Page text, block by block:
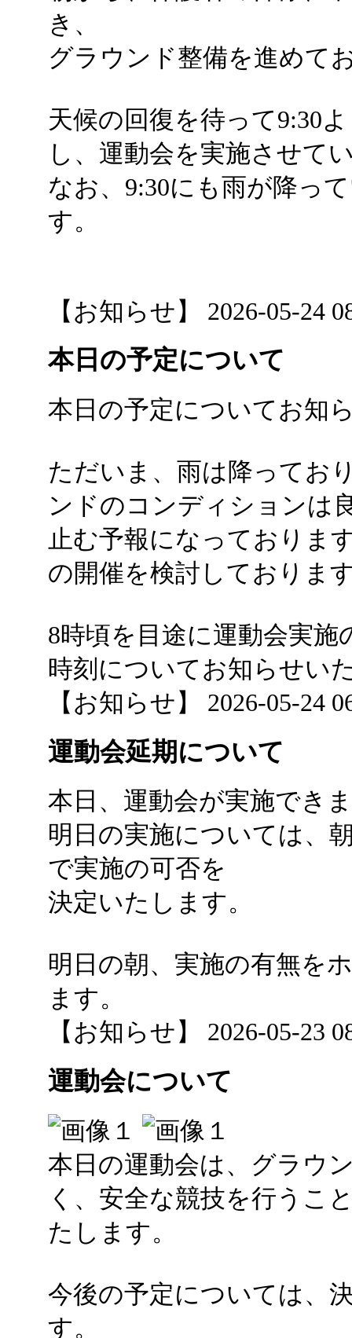
き、
グラウンド整備を進めて
天候の回復を待って9:30
し、運動会を実施させて
なお、9:30にも雨が降っ
す。
【お知らせ】 2026-05-24
本日の予定について
本日の予定についてお知
ただいま、雨は降ってお
ンドのコンディションは
止む予報になっておりま
の開催を検討しておりま
8時頃を目途に運動会実
時刻についてお知らせい
【お知らせ】 2026-05-24
運動会延期について
本日、運動会が実施でき
明日の実施については、
で実施の可否を
決定いたします。
明日の朝、実施の有無を
ます。
【お知らせ】 2026-05-23
運動会について
本日の運動会は、グラウ
く、安全な競技を行うこ
たします。
今後の予定については、
す。